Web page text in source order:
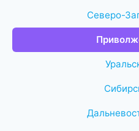
Северо-